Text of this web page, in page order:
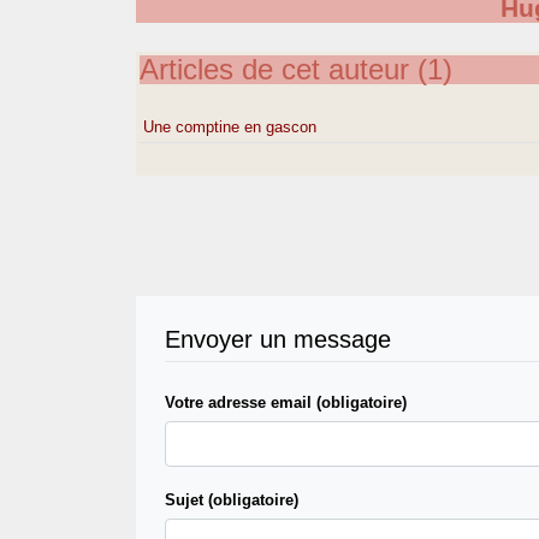
Articles de cet auteur (1)
Une comptine en gascon
Envoyer un message
Votre adresse email (obligatoire)
Sujet (obligatoire)